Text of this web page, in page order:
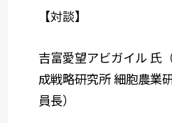
【対談】
吉富愛望アビガイル 氏
成戦略研究所 細胞農業
員長）